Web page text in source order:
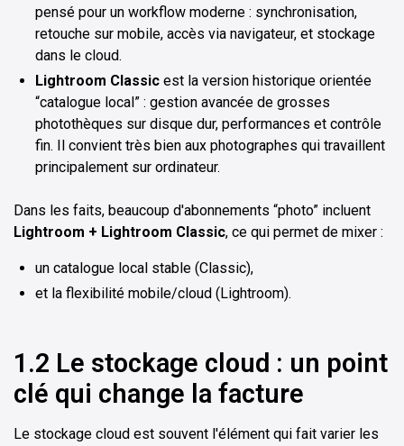
pensé pour un workflow moderne : synchronisation,
retouche sur mobile, accès via navigateur, et stockage
dans le cloud.
Lightroom Classic est la version historique orientée
“catalogue local” : gestion avancée de grosses
photothèques sur disque dur, performances et contrôle
fin. Il convient très bien aux photographes qui travaillent
principalement sur ordinateur.
Dans les faits, beaucoup d'abonnements “photo” incluent
Lightroom + Lightroom Classic, ce qui permet de mixer :
un catalogue local stable (Classic),
et la flexibilité mobile/cloud (Lightroom).
1.2 Le stockage cloud : un point
clé qui change la facture
Le stockage cloud est souvent l'élément qui fait varier les